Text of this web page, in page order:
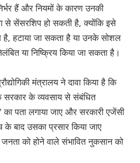
हैं और नियमों के कारण उनकी
से सेंसरशिप हो सकती है, क्योंकि इसे
है, हटाया जा सकता है या उनके सोशल
या निष्क्रिय किया जा सकता है।
मंत्रालय ने दावा किया है कि
सरकार के व्यवसाय से संबंधित
का पता लगाया जाए और सरकारी एजेंसी
के बाद उसका प्रसार किया जाए
को होने वाले संभावित नुकसान को